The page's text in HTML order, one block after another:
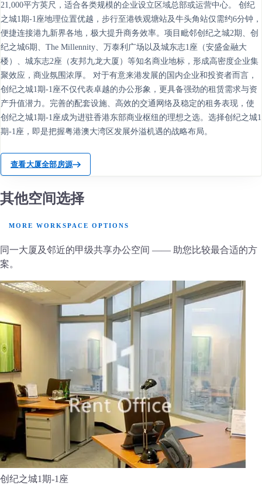
21,000平方英尺，适合各类规模的企业设立区域总部或运营中心。 创纪
之城1期-1座地理位置优越，步行至港铁观塘站及牛头角站仅需约6分钟，
便捷连接港九新界各地，极大提升商务效率。项目毗邻创纪之城2期、创
纪之城6期、The Millennity、万泰利广场以及城东志1座（安盛金融大
楼）、城东志2座（友邦九龙大厦）等知名商业地标，形成高密度企业集
聚效应，商业氛围浓厚。 对于有意来港发展的国内企业和投资者而言，
创纪之城1期-1座不仅代表卓越的办公形象，更具备强劲的租赁需求与资
产升值潜力。完善的配套设施、高效的交通网络及稳定的租务表现，使
创纪之城1期-1座成为进驻香港东部商业枢纽的理想之选。选择创纪之城1
期-1座，即是把握粤港澳大湾区发展外溢机遇的战略布局。
查看大厦全部房源
其他空间选择
MORE WORKSPACE OPTIONS
同一大厦及邻近的甲级共享办公空间 —— 助您比较最合适的方
案。
创纪之城1期-1座